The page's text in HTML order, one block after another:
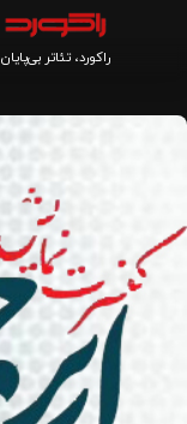
راکورد، تئاتر بی‌پایان